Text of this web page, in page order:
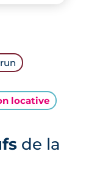
locative
de la